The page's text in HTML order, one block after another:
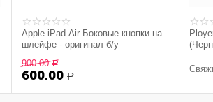
Apple iPad Air Боковые кнопки на
шлейфе - оригинал б/у
900.00 Р
600.00 Р